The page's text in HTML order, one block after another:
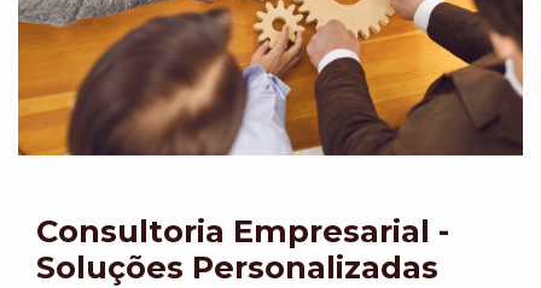
Consultoria Empresarial -
Soluções Personalizadas